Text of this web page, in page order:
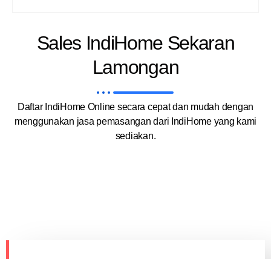
Sales IndiHome Sekaran
Lamongan
Daftar IndiHome Online secara cepat dan mudah dengan
menggunakan jasa pemasangan dari IndiHome yang kami
sediakan.